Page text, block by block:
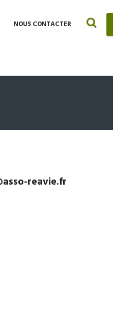
NOUS CONTACTER
reavie.fr